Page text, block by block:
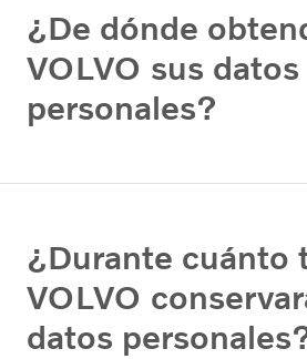
¿De dónde
VOLVO sus datos
personales?
¿Durante cuánto
VOLVO
datos